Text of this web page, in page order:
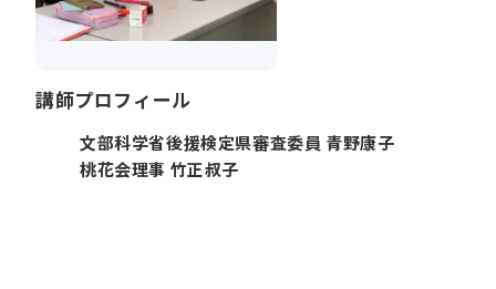
講師プロフィール
文部科学省後援検定県審査委員 青野康子
桃花会理事 竹正叔子